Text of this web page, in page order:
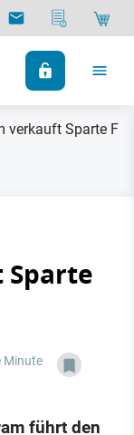
verkauft Sparte
Sparte
Minute
führt den